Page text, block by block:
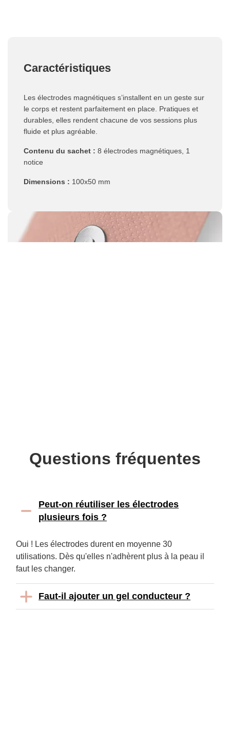
Caractéristiques
Les électrodes magnétiques s’installent en un geste sur
le corps et restent parfaitement en place. Pratiques et
durables, elles rendent chacune de vos sessions plus
fluide et plus agréable.
Contenu du sachet : 8 électrodes magnétiques, 1
notice
Dimensions : 100x50 mm
Questions fréquentes
Peut-on réutiliser les électrodes
plusieurs fois ?
Oui ! Les électrodes durent en moyenne 30
utilisations. Dès qu'elles n'adhèrent plus à la peau il
faut les changer.
Faut-il ajouter un gel conducteur ?